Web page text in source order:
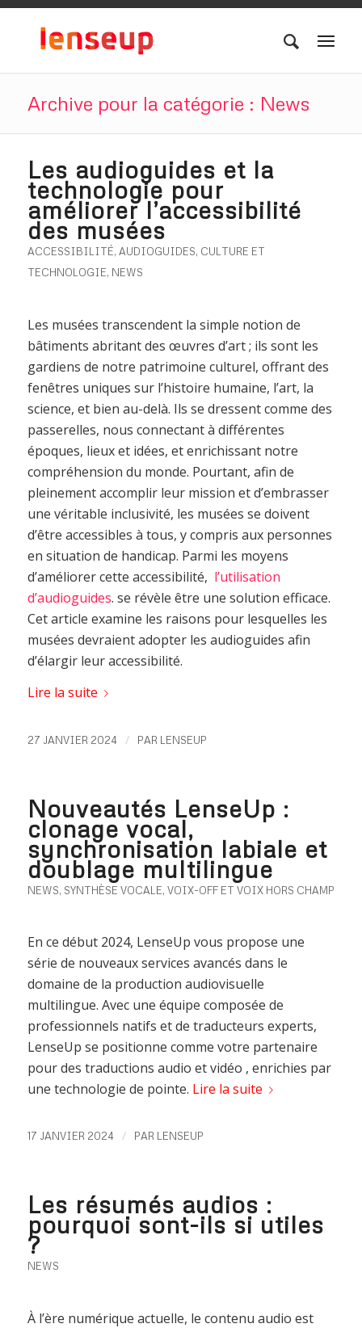
Archive pour la catégorie : News
Les audioguides et la
technologie pour
améliorer l’accessibilité
des musées
ACCESSIBILITÉ, AUDIOGUIDES, CULTURE ET
TECHNOLOGIE, NEWS
Les musées transcendent la simple notion de
bâtiments abritant des œuvres d’art ; ils sont les
gardiens de notre patrimoine culturel, offrant des
fenêtres uniques sur l’histoire humaine, l’art, la
science, et bien au-delà. Ils se dressent comme des
passerelles, nous connectant à différentes
époques, lieux et idées, et enrichissant notre
compréhension du monde. Pourtant, afin de
pleinement accomplir leur mission et d’embrasser
une véritable inclusivité, les musées se doivent
d’être accessibles à tous, y compris aux personnes
en situation de handicap. Parmi les moyens
d’améliorer cette accessibilité, l’utilisation
d’audioguides. se révèle être une solution efficace.
Cet article examine les raisons pour lesquelles les
musées devraient adopter les audioguides afin
d’élargir leur accessibilité.
Lire la suite
27 JANVIER 2024 / PAR LENSEUP
Nouveautés LenseUp :
clonage vocal,
synchronisation labiale et
doublage multilingue
NEWS, SYNTHÈSE VOCALE, VOIX-OFF ET VOIX HORS CHAMP
En ce début 2024, LenseUp vous propose une
série de nouveaux services avancés dans le
domaine de la production audiovisuelle
multilingue. Avec une équipe composée de
professionnels natifs et de traducteurs experts,
LenseUp se positionne comme votre partenaire
pour des traductions audio et vidéo , enrichies par
une technologie de pointe. Lire la suite
17 JANVIER 2024 / PAR LENSEUP
Les résumés audios :
pourquoi sont-ils si utiles
?
NEWS
À l’ère numérique actuelle, le contenu audio est